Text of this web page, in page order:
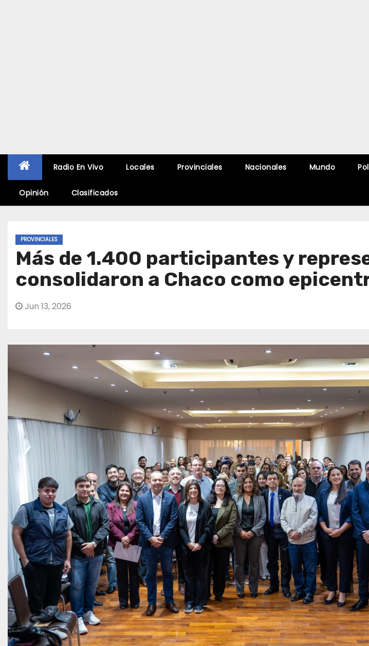
Radio En Vivo Locales Provinciales Nacionales Mundo
Opinión Clasificados
PROVINCIALES
Más de 1.400 participantes y
consolidaron a Chaco como
Jun 13, 2026